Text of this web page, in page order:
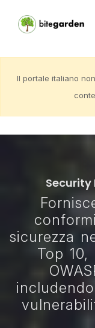
Il portale italiano
Security
sicurezza
Top 10,